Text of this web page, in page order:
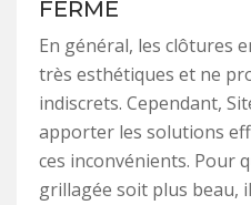
FERMÉ
En général, les clôtures
très esthétiques et ne
indiscrets. Cependant,
apporter les solutions
ces inconvénients. Pour
grillagée soit plus beau,